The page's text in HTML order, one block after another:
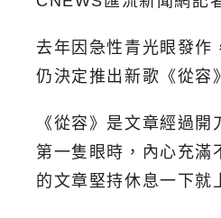
去年因急性青光眼發作
仍決定推出新歌《從容
《從容》是文章經過
第一隻眼時，內心充滿
的文章堅持休息一下就